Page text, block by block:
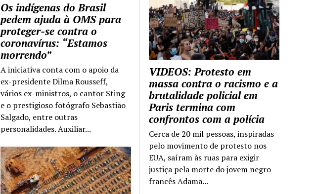
VIDEOS: Protesto em
massa contra o racismo e a
brutalidade policial em
Paris termina com
confrontos com a polícia
Cerca de 20 mil pessoas, inspiradas
pelo movimento de protesto nos
EUA, saíram às ruas para exigir
justiça pela morte do jovem negro
francês Adama...
Os indígenas do Brasil
pedem ajuda à OMS para
proteger-se contra o
coronavírus: “Estamos
morrendo”
A iniciativa conta com o apoio da
ex-presidente Dilma Rousseff,
vários ex-ministros, o cantor Sting
e o prestigioso fotógrafo Sebastião
Salgado, entre outras
personalidades. Auxiliar...